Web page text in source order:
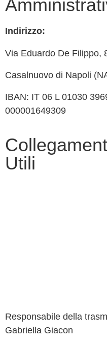
Indirizzo:
Via Eduardo De Filippo,
Casalnuovo di Napoli
IBAN: IT 06 L 01030
000001649309
Utili
Responsabile della
Gabriella Giacon